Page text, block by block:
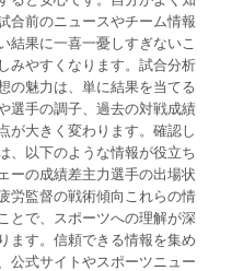
合前のニュースやチーム情報
結果に一喜一憂しすぎないこ
みやすくなります。試合分析
の魅力は、単に結果を当てる
選手の調子、過去の対戦成績
が大きく変わります。確認し
、以下のような情報が役立ち
ーの成績差主力選手の出場状
労監督の戦術傾向これらの情
とで、スポーツへの理解が深
ます。信頼できる情報を集め
公式サイトやスポーツニュー